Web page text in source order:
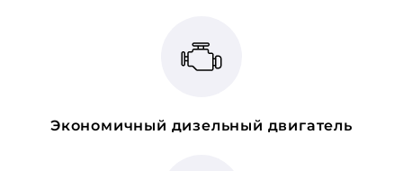
Экономичный дизельный двигатель